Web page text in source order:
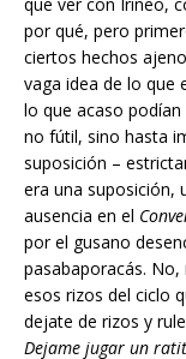
por qué, pero
ciertos hechos
vaga idea de lo que
lo que acaso
no fútil, sino hasta
suposición –
era una suposición,
ausencia en el
por el gusano
pasabaporacás.
esos rizos del ciclo
dejate de rizos y
Dejame jugar un